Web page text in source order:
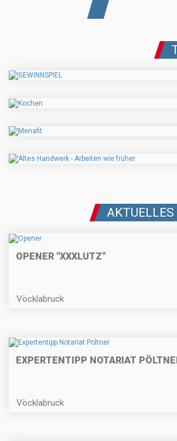
OPENER "XXXLUTZ"
Vöcklabruck
EXPERTENTIPP NOTARIAT
Vöcklabruck